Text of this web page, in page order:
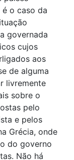
o caso da
governada
cujos
aos
de alguma
livremente
sobre o
pelo
e pelos
Grécia, onde
do governo
Não há